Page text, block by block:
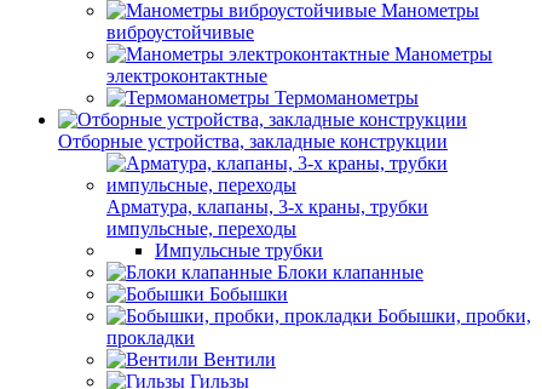
Манометры
виброустойчивые
Манометры
электроконтактные
Термоманометры
Отборные устройства, закладные конструкции
Арматура, клапаны, 3-х краны, трубки
импульсные, переходы
Импульсные трубки
Блоки клапанные
Бобышки
Бобышки, пробки,
прокладки
Вентили
Гильзы